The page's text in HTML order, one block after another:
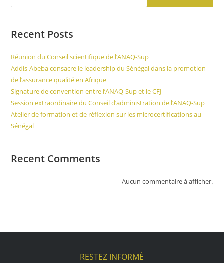
Recent Posts
Réunion du Conseil scientifique de l’ANAQ-Sup
Addis-Abeba consacre le leadership du Sénégal dans la promotion
de l’assurance qualité en Afrique
Signature de convention entre l’ANAQ-Sup et le CFJ
Session extraordinaire du Conseil d’administration de l’ANAQ-Sup
Atelier de formation et de réflexion sur les microcertifications au
Sénégal
Recent Comments
Aucun commentaire à afficher.
RESTEZ INFORMÉ